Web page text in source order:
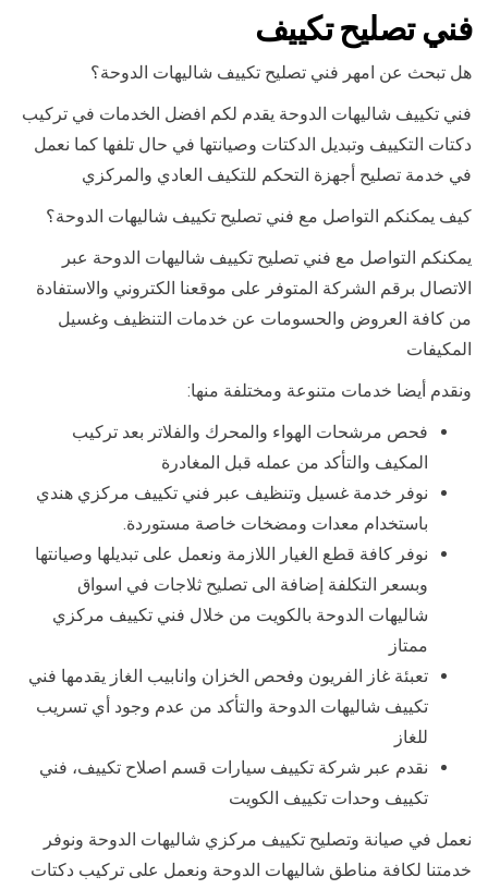
فني تصليح تكييف
هل تبحث عن امهر فني تصليح تكييف شاليهات الدوحة؟
فني تكييف شاليهات الدوحة يقدم لكم افضل الخدمات في تركيب
دكتات التكييف وتبديل الدكتات وصيانتها في حال تلفها كما نعمل
في خدمة تصليح أجهزة التحكم للتكيف العادي والمركزي
كيف يمكنكم التواصل مع فني تصليح تكييف شاليهات الدوحة؟
يمكنكم التواصل مع فني تصليح تكييف شاليهات الدوحة عبر
الاتصال برقم الشركة المتوفر على موقعنا الكتروني والاستفادة
من كافة العروض والحسومات عن خدمات التنظيف وغسيل
المكيفات
ونقدم أيضا خدمات متنوعة ومختلفة منها:
فحص مرشحات الهواء والمحرك والفلاتر بعد تركيب
المكيف والتأكد من عمله قبل المغادرة
نوفر خدمة غسيل وتنظيف عبر فني تكييف مركزي هندي
باستخدام معدات ومضخات خاصة مستوردة.
نوفر كافة قطع الغيار اللازمة ونعمل على تبديلها وصيانتها
وبسعر التكلفة إضافة الى تصليح ثلاجات في اسواق
شاليهات الدوحة بالكويت من خلال فني تكييف مركزي
ممتاز
تعبئة غاز الفريون وفحص الخزان وانابيب الغاز يقدمها فني
تكييف شاليهات الدوحة والتأكد من عدم وجود أي تسريب
للغاز
نقدم عبر شركة تكييف سيارات قسم اصلاح تكييف، فني
تكييف وحدات تكييف الكويت
نعمل في صيانة وتصليح تكييف مركزي شاليهات الدوحة ونوفر
خدمتنا لكافة مناطق شاليهات الدوحة ونعمل على تركيب دكتات